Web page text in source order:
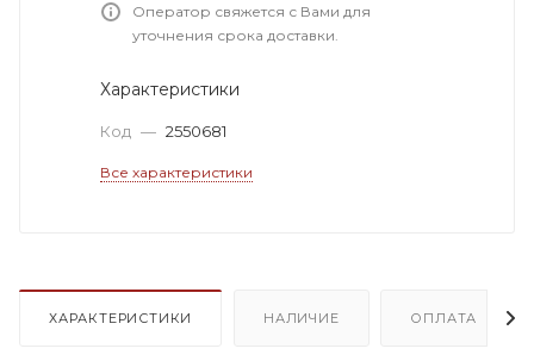
Оператор свяжется с Вами для
уточнения срока доставки.
Характеристики
Код — 2550681
Все характеристики
ХАРАКТЕРИСТИКИ НАЛИЧИЕ ОПЛАТА